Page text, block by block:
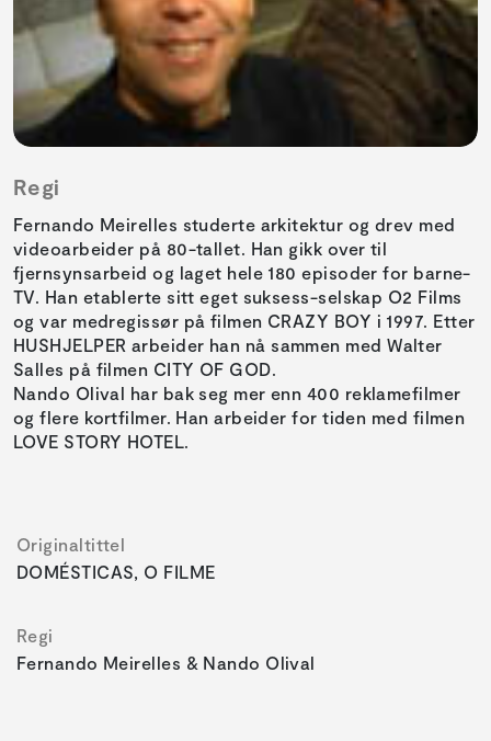
Regi
Fernando Meirelles studerte arkitektur og drev med
videoarbeider på 80-tallet. Han gikk over til
fjernsynsarbeid og laget hele 180 episoder for barne-
TV. Han etablerte sitt eget suksess-selskap O2 Films
og var medregissør på filmen CRAZY BOY i 1997. Etter
HUSHJELPER arbeider han nå sammen med Walter
Salles på filmen CITY OF GOD.
Nando Olival har bak seg mer enn 400 reklamefilmer
og flere kortfilmer. Han arbeider for tiden med filmen
LOVE STORY HOTEL.
Originaltittel
DOMÉSTICAS, O FILME
Regi
Fernando Meirelles & Nando Olival